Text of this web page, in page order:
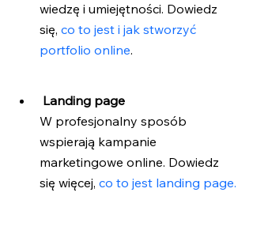
wiedzę i umiejętności. Dowiedz
się, co to jest i jak stworzyć
portfolio online.
Landing page
W profesjonalny sposób
wspierają kampanie
marketingowe online. Dowiedz
się więcej, co to jest landing page.